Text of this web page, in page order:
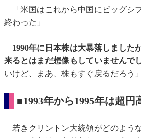
「米国はこれから中国にビッグシ
終わった」
1990年に日本株は大暴落しました
来るとはまだ想像もしていませんで
いけど、まあ、株もすぐ戻るだろう
■1993年から1995年は超円
若きクリントン大統領がどのよう